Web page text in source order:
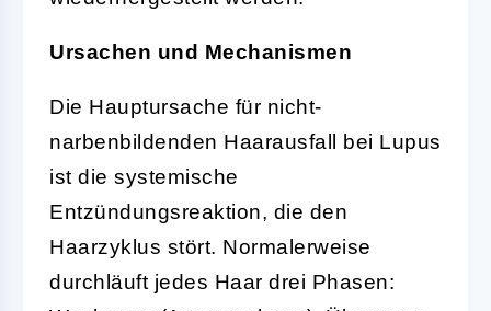
Ursachen und Mechanismen
Die Hauptursache für nicht-
narbenbildenden Haarausfall bei Lupus
ist die systemische
Entzündungsreaktion, die den
Haarzyklus stört. Normalerweise
durchläuft jedes Haar drei Phasen: